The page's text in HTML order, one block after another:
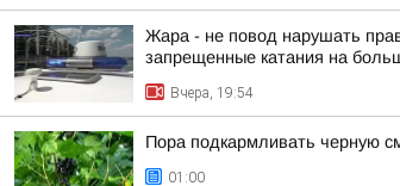
Жара - не повод нарушать
запрещенные катания на
Вчера, 19:54
Пора подкармливать черную
01:00